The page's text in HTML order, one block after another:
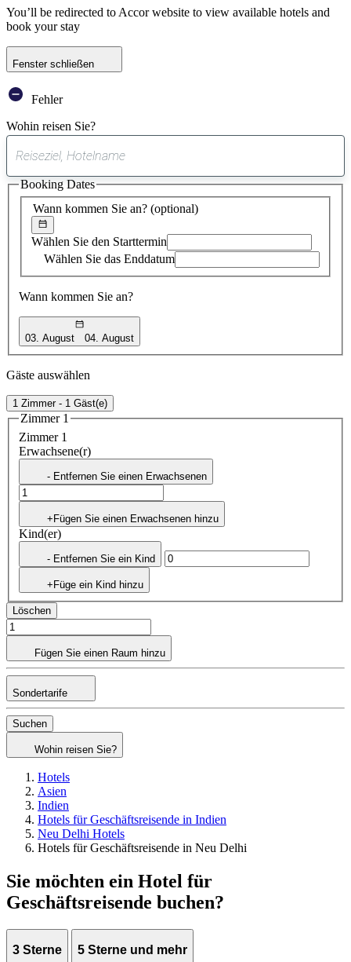
You’ll be redirected to Accor website to view available hotels and
book your stay
Fenster schließen
Fehler
Wohin reisen Sie?
gefundener
Vorschlag
Wann kommen Sie an? (optional)
Wählen Sie den Starttermin
Wählen Sie das Enddatum
Wann kommen Sie an?
03. August 04. August
Booking Dates
Gäste auswählen
1 Zimmer - 1 Gäst(e)
Zimmer 1
Zimmer 1
Erwachsene(r)
- Entfernen Sie einen Erwachsenen
+Fügen Sie einen Erwachsenen hinzu
Kind(er)
- Entfernen Sie ein Kind
+Füge ein Kind hinzu
Löschen
Fügen Sie einen Raum hinzu
Sondertarife
Suchen
Wohin reisen Sie?
Hotels
Asien
Indien
Hotels für Geschäftsreisende in Indien
Neu Delhi Hotels
Hotels für Geschäftsreisende in Neu Delhi
Sie möchten ein Hotel für
Geschäftsreisende buchen?
3 Sterne 5 Sterne und mehr